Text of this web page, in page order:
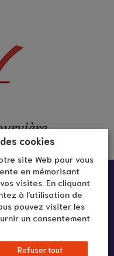
cookies
site Web pour vous
en mémorisant
visites. En cliquant
à l'utilisation de
pouvez visiter les
un consentement
Refuser tout